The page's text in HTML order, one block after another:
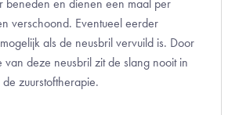
beneden en dienen een maal per
verschoond. Eventueel eerder
als de neusbril vervuild is. Door
van deze neusbril zit de slang nooit in
zuurstoftherapie.